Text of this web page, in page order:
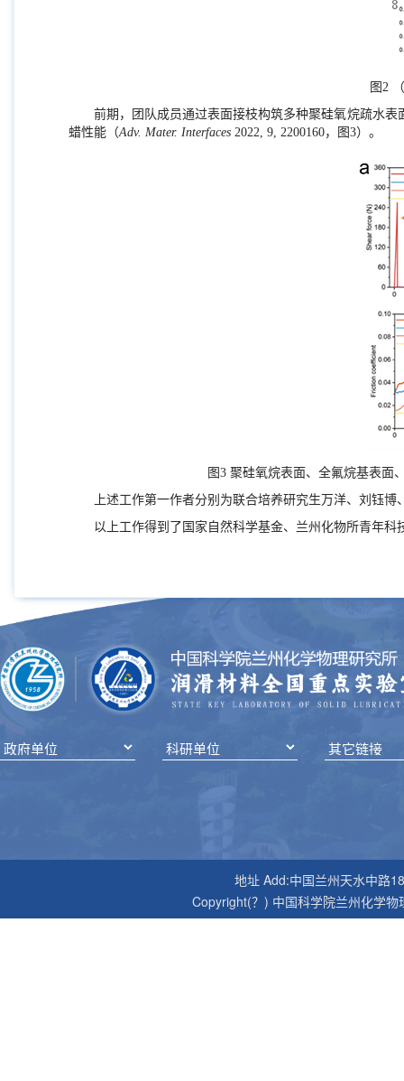
图2
（
前期，团队成员通过表面接枝构筑多种聚硅氧烷疏水
蜡性能（Adv. Mater. Interfaces 2022, 9, 2200160，图3）。
图3 聚硅氧烷表面、全氟烷基表面
上述工作第一作者分别为联合培养研究生万洋、刘钰
以上工作得到了国家自然科学基金、兰州化物所青年
地址 Add:中国兰州天水中路
Copyright(？) 中国科学院兰州化学